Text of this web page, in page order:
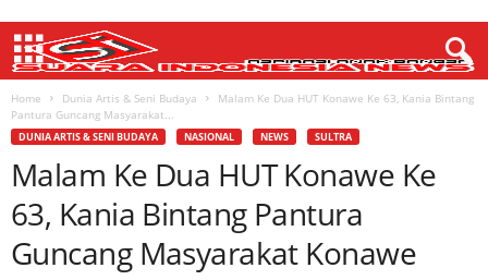
Home Dunia Artis & Seni Budaya
Malam Ke Dua HUT Konawe Ke 63, Kania Bintang
Pantura Guncang Masyarakat...
DUNIA ARTIS & SENI BUDAYA NASIONAL NEWS SULTRA
Malam Ke Dua HUT Konawe Ke
63, Kania Bintang Pantura
Guncang Masyarakat Konawe